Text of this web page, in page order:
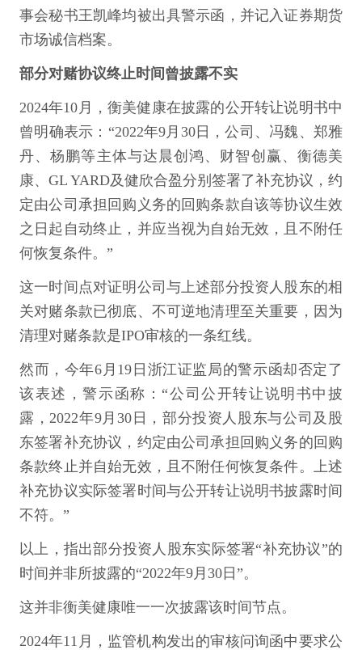
事会秘书王凯峰均被出具警示函，并记入证券期货
市场诚信档案。
部分对赌协议终止时间曾披露不实
2024年10月，衡美健康在披露的公开转让说明书中
曾明确表示：“2022年9月30日，公司、冯魏、郑雅
丹、杨鹏等主体与达晨创鸿、财智创赢、衡德美
康、GL YARD及健欣合盈分别签署了补充协议，约
定由公司承担回购义务的回购条款自该等协议生效
之日起自动终止，并应当视为自始无效，且不附任
何恢复条件。”
这一时间点对证明公司与上述部分投资人股东的相
关对赌条款已彻底、不可逆地清理至关重要，因为
清理对赌条款是IPO审核的一条红线。
然而，今年6月19日浙江证监局的警示函却否定了
该表述，警示函称：“公司公开转让说明书中披
露，2022年9月30日，部分投资人股东与公司及股
东签署补充协议，约定由公司承担回购义务的回购
条款终止并自始无效，且不附任何恢复条件。上述
补充协议实际签署时间与公开转让说明书披露时间
不符。”
以上，指出部分投资人股东实际签署“补充协议”的
时间并非所披露的“2022年9月30日”。
这并非衡美健康唯一一次披露该时间节点。
2024年11月，监管机构发出的审核问询函中要求公